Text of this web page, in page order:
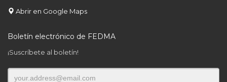
Abrir en Google Maps
Boletín electrónico de FEDMA
¡Suscríbete al boletín!